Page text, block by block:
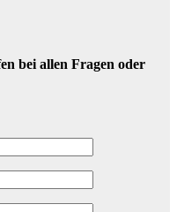
bei allen Fragen oder